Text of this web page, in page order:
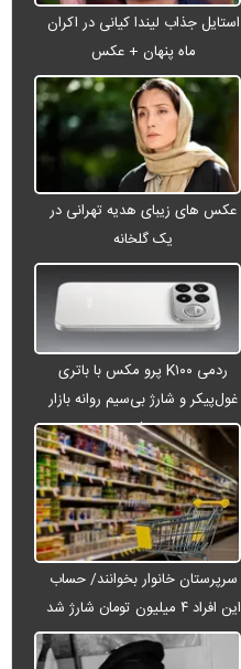
استایل جذاب لیندا کیانی در اکران
ماه پنهان + عکس
عکس های زیبای هدیه تهرانی در
یک گلخانه
ردمی K۱۰۰ پرو مکس با باتری
غول‌پیکر و شارژ بی‌سیم روانه بازار
می‌شود
سرپرستان خانوار بخوانند/ حساب
این افراد ۴ میلیون تومان شارژ شد